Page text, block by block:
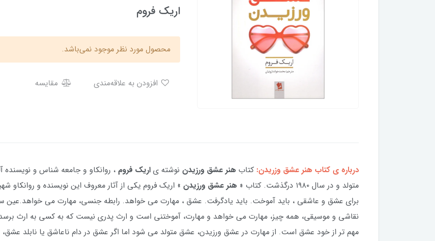
اریک فروم
محصول مورد نظر موجود نمی‌باشد.
مقایسه
درباره ی کتاب هنر عشق وزریدن: کتاب هنر عشق ورزیدن نوشته ی اریک فروم
متولد و در سال ۱۹۸۰ درگذشت. کتاب «
هنر عشق ورزیدن » اریک فروم یکی از آثار معروف این نویسنده و
برای عشق و عاشقی ، باید آموخت. باید یادگرفت. عشق ، مهارت می خواهد. رابطه جنسی، مهارت می خواهد.عین
نقاشی و موسیقی، همه چیز، مهارت می خواهد و مهارت، آموختنی است و ارث پدری نیست که به کسی به ارث
مهم تر از خود عشق است. از مهارت در عشق ورزیدن، عشق متولد می شود اما اگر عشق در دام ناعاشق یا نابلد